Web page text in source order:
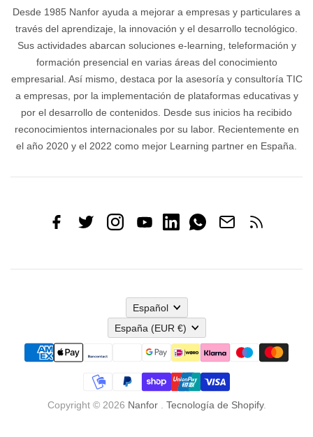
Desde 1985 Nanfor ayuda a mejorar a empresas y particulares a
través del aprendizaje, la innovación y el desarrollo tecnológico.
Sus actividades abarcan soluciones e-learning, teleformación y
formación presencial en varias áreas del conocimiento
empresarial. Así mismo, destaca por la asesoría y consultoría TIC
a empresas, por la implementación de plataformas educativas y
por el desarrollo de contenidos. Desde sus inicios ha recibido
reconocimientos internacionales por su labor. Recientemente en
el año 2020 y el 2022 como mejor Learning partner en España.
Español
España
(EUR €)
Copyright © 2026 Nanfor. Tecnología de Shopify.